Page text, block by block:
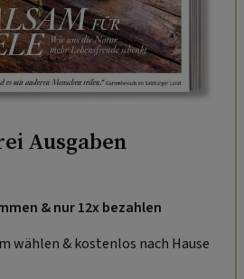
Ausgaben
& nur 12x bezahlen
wählen & kostenlos nach Hause